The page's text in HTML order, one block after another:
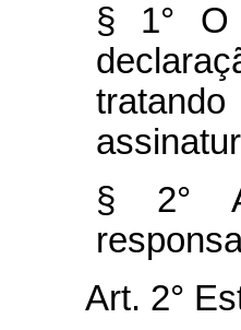
§ 1° O
§ 2°
Art. 2°